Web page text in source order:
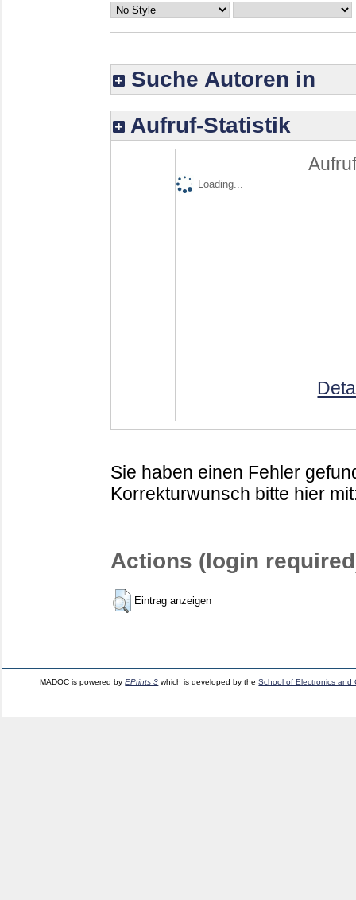
Suche Autoren in
Aufruf-Statistik
Loading...
Sie haben einen Fehler
Korrekturwunsch bitte hier
Actions (login
Eintrag anzeigen
MADOC is powered byEPrints 3 which is developed by theSchool of Electronics and